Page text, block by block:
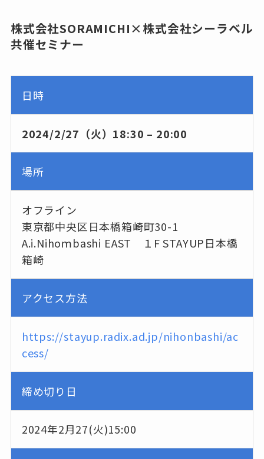
株式会社SORAMICHI×株式会社シーラベル
共催セミナー
日時
2024/2/27（火）18:30 – 20:00
場所
オフライン
東京都中央区日本橋箱崎町30-1
A.i.Nihoｍbashi EAST １F STAYUP日本橋
箱崎
アクセス方法
https://stayup.radix.ad.jp/nihonbashi/ac
cess/
締め切り日
2024年2月27(火)15:00